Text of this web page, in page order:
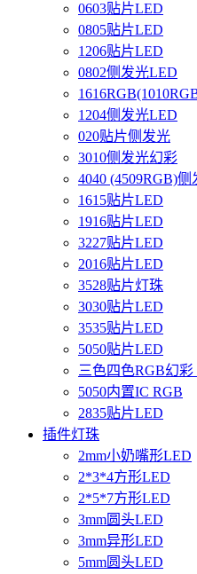
0603贴片LED
0805贴片LED
1206贴片LED
0802侧发光LED
1204侧发光LED
020贴片侧发光
3010侧发光幻彩
4040 (4509RGB)侧
1615贴片LED
1916贴片LED
3227贴片LED
2016贴片LED
3528贴片灯珠
3030贴片LED
3535贴片LED
5050贴片LED
三色四色RGB幻彩
5050内置IC RGB
2835贴片LED
插件灯珠
2mm小奶嘴形LED
2*3*4方形LED
2*5*7方形LED
3mm圆头LED
3mm异形LED
5mm圆头LED